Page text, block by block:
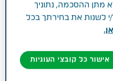
גוף שאינן מכוונות
שמדובר בתופעה
מתן ההסכמה, נתוניך
י לשנות את בחירתך בכל
אישור כל קובצי העוגיות